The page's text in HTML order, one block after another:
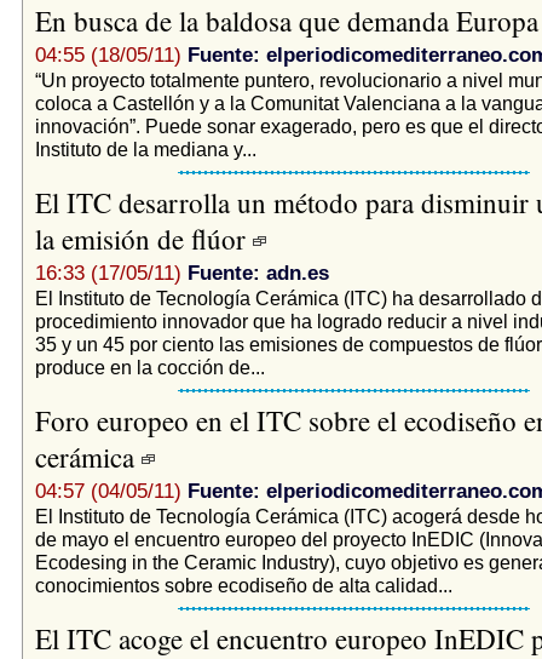
En busca de la baldosa que demanda
04:55 (18/05/11) Fuente:
“Un proyecto totalmente puntero, revolucionario a nivel
coloca a Castellón y a la Comunitat Valenciana a la
innovación”. Puede sonar exagerado, pero es que el
Instituto de la mediana y...
El ITC desarrolla un método para disminuir
la emisión de flúor
16:33 (17/05/11) Fuente: adn.es
El Instituto de Tecnología Cerámica (ITC) ha desarrollado
procedimiento innovador que ha logrado reducir a nivel
35 y un 45 por ciento las emisiones de compuestos de
produce en la cocción de...
Foro europeo en el ITC sobre el ecodiseño
cerámica
04:57 (04/05/11) Fuente:
El Instituto de Tecnología Cerámica (ITC) acogerá desde
de mayo el encuentro europeo del proyecto InEDIC
Ecodesing in the Ceramic Industry), cuyo objetivo es
conocimientos sobre ecodiseño de alta calidad...
El ITC acoge el encuentro europeo InEDIC